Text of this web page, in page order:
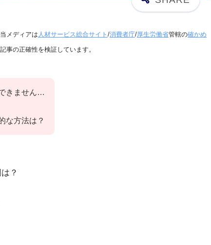
メディアは 人材サービス総合サイト /消費者庁/厚生労働省管轄の確かめ
事の正確性を検証しています。
きません…
な方法は？
？